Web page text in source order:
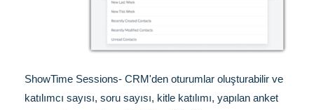
ShowTime Sessions- CRM'den oturumlar oluşturabilir ve
katılımcı sayısı, soru sayısı, kitle katılımı, yapılan anket